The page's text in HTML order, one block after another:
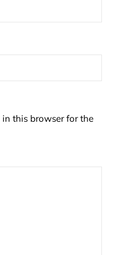
this browser for the